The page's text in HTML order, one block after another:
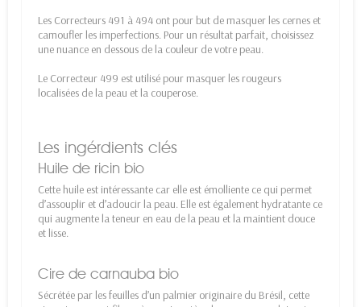
Les Correcteurs 491 à 494 ont pour but de masquer les cernes et
camoufler les imperfections. Pour un résultat parfait, choisissez
une nuance en dessous de la couleur de votre peau.
Le Correcteur 499 est utilisé pour masquer les rougeurs
localisées de la peau et la couperose.
Les ingérdients clés
Huile de ricin bio
Cette huile est intéressante car elle est émolliente ce qui permet
d’assouplir et d’adoucir la peau. Elle est également hydratante ce
qui augmente la teneur en eau de la peau et la maintient douce
et lisse.
Cire de carnauba bio
Sécrétée par les feuilles d’un palmier originaire du Brésil, cette